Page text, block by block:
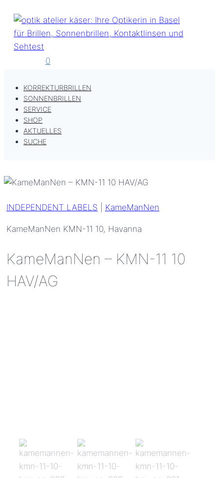
Inhalt
springen
0
KORREKTURBRILLEN
SONNENBRILLEN
SERVICE
SHOP
AKTUELLES
SUCHE
INDEPENDENT LABELS KameManNen
KameManNen KMN-11 10, Havanna
KameManNen – KMN-11 10
HAV/AG